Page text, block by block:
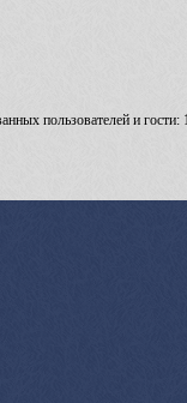
пользователей и гости: